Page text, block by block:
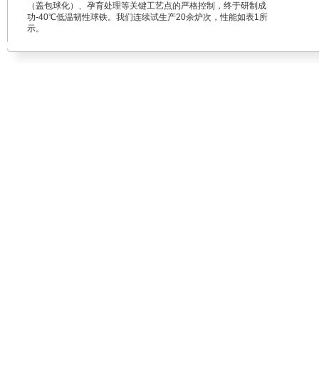
（盖包球化）、孕育处理等关键工艺点的严格控制，终于研制成
功-40℃低温韧性球铁。我们连续试生产20余炉次，性能如表1所
示。